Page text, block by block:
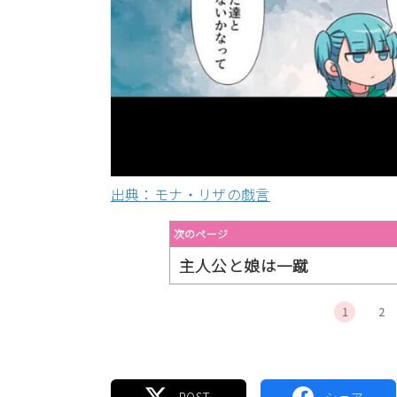
出典：モナ・リザの戯言
次のページ
主人公と娘は一蹴
1 2